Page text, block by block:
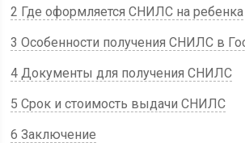
2 Где оформляется СНИЛС на ребенка
3 Особенности получения СНИЛС в
4 Документы для получения СНИЛС
5 Срок и стоимость выдачи СНИЛС
6 Заключение